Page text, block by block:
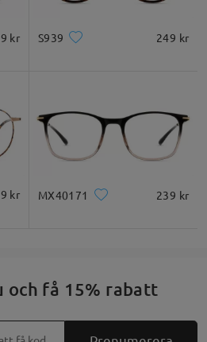
kr S939 249 kr
kr MX40171 239 kr
och få 15% rabatt